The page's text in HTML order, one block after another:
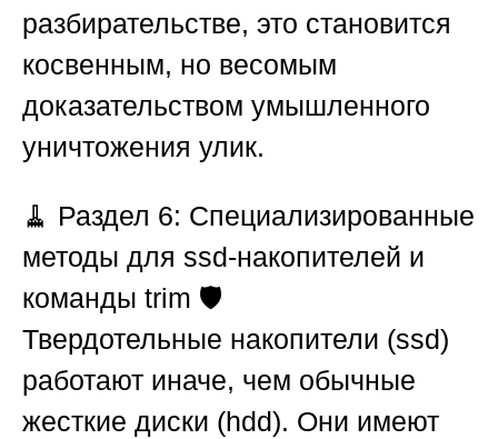
разбирательстве, это становится
косвенным, но весомым
доказательством умышленного
уничтожения улик.
🧹 Раздел 6: Специализированные
методы для ssd-накопителей и
команды trim 🛡️
Твердотельные накопители (ssd)
работают иначе, чем обычные
жесткие диски (hdd). Они имеют